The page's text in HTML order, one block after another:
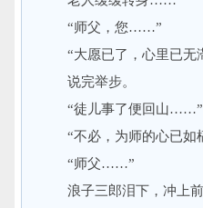
“师父，您……”
“大愿已了，心里已无
说完举步。
“徒儿事了便回山……”
“不必，为师的心已如
“师父……”
浪子三郎泪下，冲上前